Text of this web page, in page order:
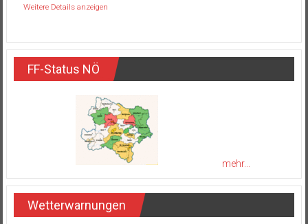
Weitere Details anzeigen
FF-Status NÖ
mehr...
Wetterwarnungen